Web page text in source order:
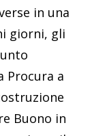
in una
giorni, gli
Procura a
Buono in